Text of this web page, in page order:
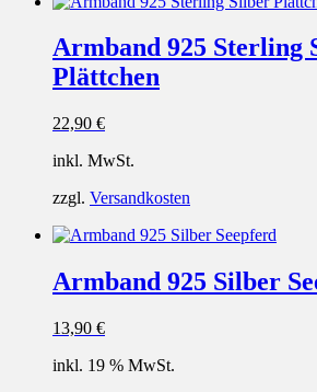
Armband 925 Sterling
Plättchen
22,90 €
inkl. MwSt.
zzgl. Versandkosten
Armband 925 Silber
13,90 €
inkl. 19 % MwSt.